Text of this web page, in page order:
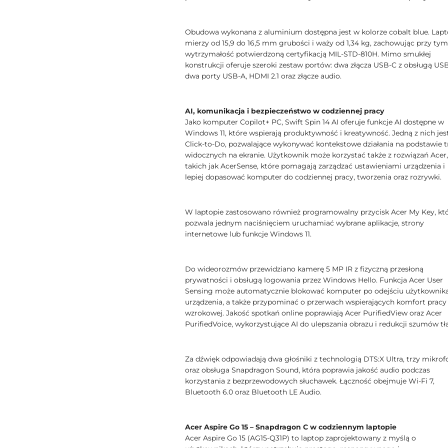
Obudowa wykonana z aluminium dostępna jest w kolorze cobalt blue.
mierzy od 15,9 do 16,5 mm grubości i waży od 1,34 kg, zachowując przy tym
wytrzymałość potwierdzoną certyfikacją MIL-STD-810H. Mimo smukłej
konstrukcji oferuje szeroki zestaw portów: dwa złącza USB-C z obsługą
dwa porty USB-A, HDMI 2.1 oraz złącze audio.
AI, komunikacja i bezpieczeństwo w codziennej pracy
Jako komputer Copilot+ PC, Swift Spin 14 AI oferuje funkcje AI dostępne w
Windows 11, które wspierają produktywność i kreatywność. Jedną z nich
Click-to-Do, pozwalające wykonywać kontekstowe działania na podstawie
widocznych na ekranie. Użytkownik może korzystać także z rozwiązań Acer,
takich jak AcerSense, które pomagają zarządzać ustawieniami urządzenia i
lepiej dopasować komputer do codziennej pracy, tworzenia oraz rozrywki.
W laptopie zastosowano również programowalny przycisk Acer My Key,
pozwala jednym naciśnięciem uruchamiać wybrane aplikacje, strony
internetowe lub funkcje Windows 11.
Do wideorozmów przewidziano kamerę 5 MP IR z fizyczną przesłoną
prywatności i obsługą logowania przez Windows Hello. Funkcja Acer User
Sensing może automatycznie blokować komputer po odejściu
urządzenia, a także przypominać o przerwach wspierających komfort pracy
wzrokowej. Jakość spotkań online poprawiają Acer PurifiedView oraz Acer
PurifiedVoice, wykorzystujące AI do ulepszania obrazu i redukcji szumów
Za dźwięk odpowiadają dwa głośniki z technologią DTS:X Ultra, trzy
oraz obsługa Snapdragon Sound, która poprawia jakość audio podczas
korzystania z bezprzewodowych słuchawek. Łączność obejmuje Wi-Fi 7,
Bluetooth 6.0 oraz Bluetooth LE Audio.
Acer Aspire Go 15 – Snapdragon C w codziennym laptopie
Acer Aspire Go 15 (AG15-Q31P) to laptop zaprojektowany z myślą o